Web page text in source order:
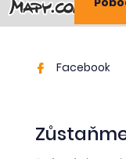
Facebook